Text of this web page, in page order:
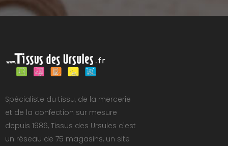
Spécialiste du tissu, de la mercerie
et de la confection sur mesure
depuis 1986, Tissus des Ursules c'est
un réseau de 75 magasins, un site